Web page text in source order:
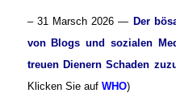
– 31 Marsch 2026 — Der
von Blogs und sozialen
treuen Dienern Schaden
Klicken Sie auf WHO)